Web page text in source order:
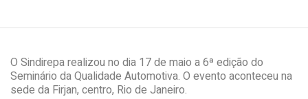
O Sindirepa realizou no dia 17 de maio a 6ª edição do
Seminário da Qualidade Automotiva. O evento aconteceu na
sede da Firjan, centro, Rio de Janeiro.